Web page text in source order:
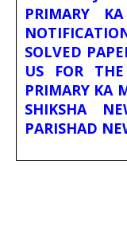
PRIMARY
SOLVED
US FOR
PRIMARY KA
SHIKSHA
PARISHAD